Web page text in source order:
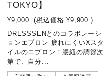
TOKYO】
¥9,000 (税込価格 ¥9,900 )
DRESSSENとのコラボレーシ
ョンエプロン 疲れにくいXスタ
イルのエプロン！腰紐の調節次
第で、自分...